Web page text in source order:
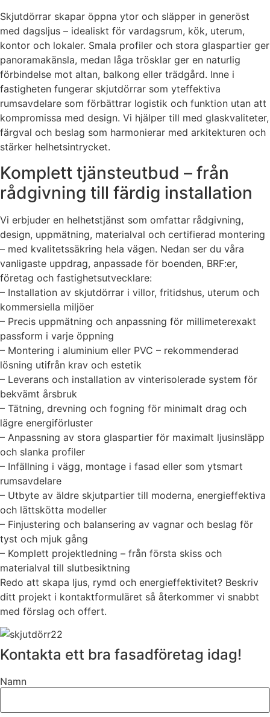
Skjutdörrar skapar öppna ytor och släpper in generöst
med dagsljus – idealiskt för vardagsrum, kök, uterum,
kontor och lokaler. Smala profiler och stora glaspartier ger
panoramakänsla, medan låga trösklar ger en naturlig
förbindelse mot altan, balkong eller trädgård. Inne i
fastigheten fungerar skjutdörrar som yteffektiva
rumsavdelare som förbättrar logistik och funktion utan att
kompromissa med design. Vi hjälper till med glaskvaliteter,
färgval och beslag som harmonierar med arkitekturen och
stärker helhetsintrycket.
Komplett tjänsteutbud – från
rådgivning till färdig installation
Vi erbjuder en helhetstjänst som omfattar rådgivning,
design, uppmätning, materialval och certifierad montering
– med kvalitetssäkring hela vägen. Nedan ser du våra
vanligaste uppdrag, anpassade för boenden, BRF:er,
företag och fastighetsutvecklare:
– Installation av skjutdörrar i villor, fritidshus, uterum och
kommersiella miljöer
– Precis uppmätning och anpassning för millimeterexakt
passform i varje öppning
– Montering i aluminium eller PVC – rekommenderad
lösning utifrån krav och estetik
– Leverans och installation av vinterisolerade system för
bekvämt årsbruk
– Tätning, drevning och fogning för minimalt drag och
lägre energiförluster
– Anpassning av stora glaspartier för maximalt ljusinsläpp
och slanka profiler
– Infällning i vägg, montage i fasad eller som ytsmart
rumsavdelare
– Utbyte av äldre skjutpartier till moderna, energieffektiva
och lättskötta modeller
– Finjustering och balansering av vagnar och beslag för
tyst och mjuk gång
– Komplett projektledning – från första skiss och
materialval till slutbesiktning
Redo att skapa ljus, rymd och energieffektivitet? Beskriv
ditt projekt i kontaktformuläret så återkommer vi snabbt
med förslag och offert.
Kontakta ett bra fasadföretag idag!
Namn